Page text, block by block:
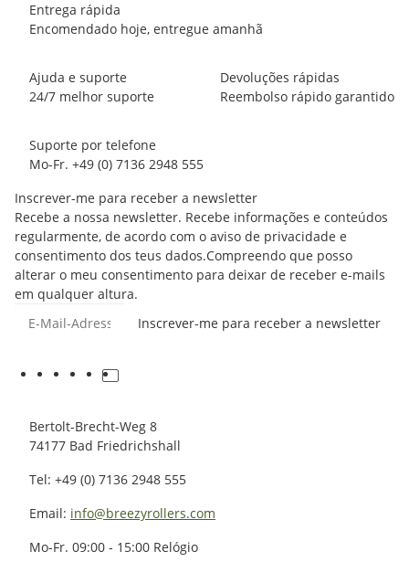
Entrega rápida
Encomendado hoje, entregue amanhã
Ajuda e suporte
24/7 melhor suporte
Devoluções rápidas
Reembolso rápido garantido
Suporte por telefone
Mo-Fr. +49 (0) 7136 2948 555
Inscrever-me para receber a newsletter
Recebe a nossa newsletter. Recebe informações e conteúdos
regularmente, de acordo com o aviso de privacidade e
consentimento dos teus dados.Compreendo que posso
alterar o meu consentimento para deixar de receber e-mails
em qualquer altura.
Inscrever-me para receber a newsletter
Bertolt-Brecht-Weg 8
74177 Bad Friedrichshall
Tel: +49 (0) 7136 2948 555
Email: info@breezyrollers.com
Mo-Fr. 09:00 - 15:00 Relógio